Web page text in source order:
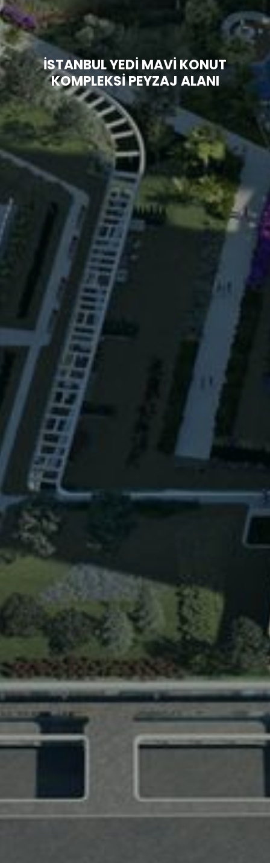
Hakkımızda
3D
Model
Havuzu
Bilgiler
İSTANBUL YEDİ MAVİ KONUT
KOMPLEKSİ PEYZAJ ALANI